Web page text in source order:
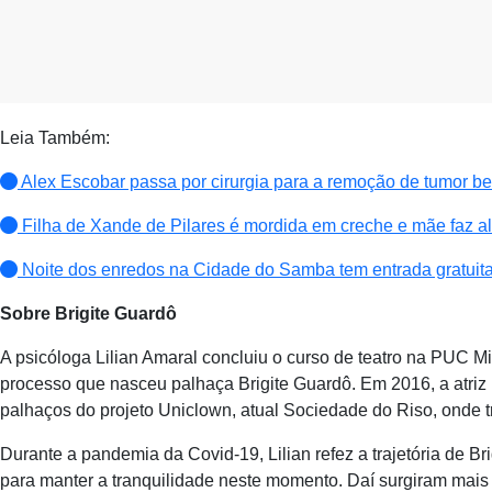
Leia Também:
Alex Escobar passa por cirurgia para a remoção de tumor
Filha de Xande de Pilares é mordida em creche e mãe faz
Noite dos enredos na Cidade do Samba tem entrada
Sobre Brigite Guardô
A psicóloga Lilian Amaral concluiu o curso de teatro na PUC
processo que nasceu palhaça Brigite Guardô. Em 2016, a
palhaços do projeto Uniclown, atual Sociedade do Riso, onde
Durante a pandemia da Covid-19, Lilian refez a trajetória de
para manter a tranquilidade neste momento. Daí surgiram